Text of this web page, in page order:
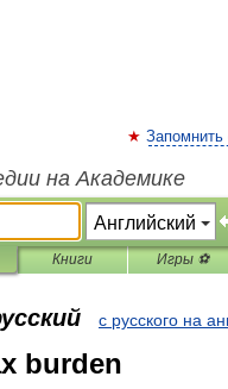
Запомнить
на Академике
Книги Игры ⚽
с русского на
burden